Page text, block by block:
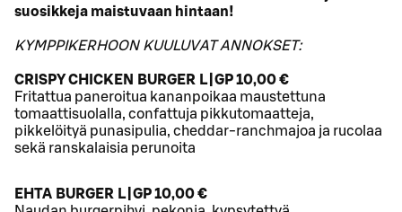
suosikkeja maistuvaan hintaan!
KYMPPIKERHOON KUULUVAT ANNOKSET:
CRISPY CHICKEN BURGER L|GP 10,00 €
Fritattua paneroitua kananpoikaa maustettuna
tomaattisuolalla, confattuja pikkutomaatteja,
pikkelöityä punasipulia, cheddar-ranchmajoa ja rucolaa
sekä ranskalaisia perunoita
EHTA BURGER L|GP 10,00 €